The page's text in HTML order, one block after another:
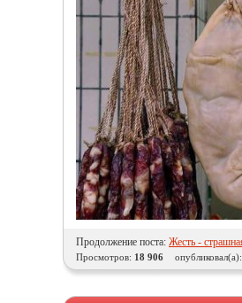
Продолжение поста: Жесть -
Просмотров: 18 906 опубликовал(а):